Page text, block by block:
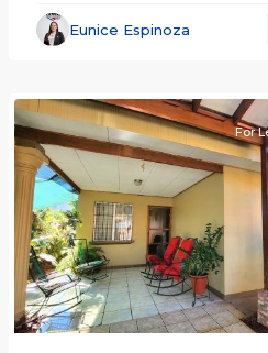
Eunice Espinoza
Alajuela
(Province)
Previous
For